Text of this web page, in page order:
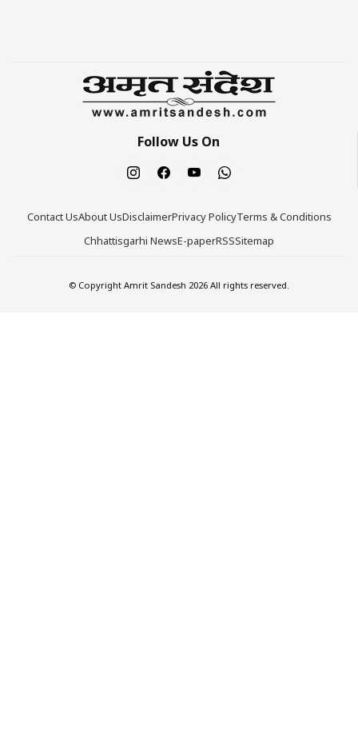
Follow Us On
Contact UsAbout UsDisclaimerPrivacy PolicyTerms & Conditions
Chhattisgarhi NewsE-paperRSSSitemap
© Copyright Amrit Sandesh 2026 All rights reserved.